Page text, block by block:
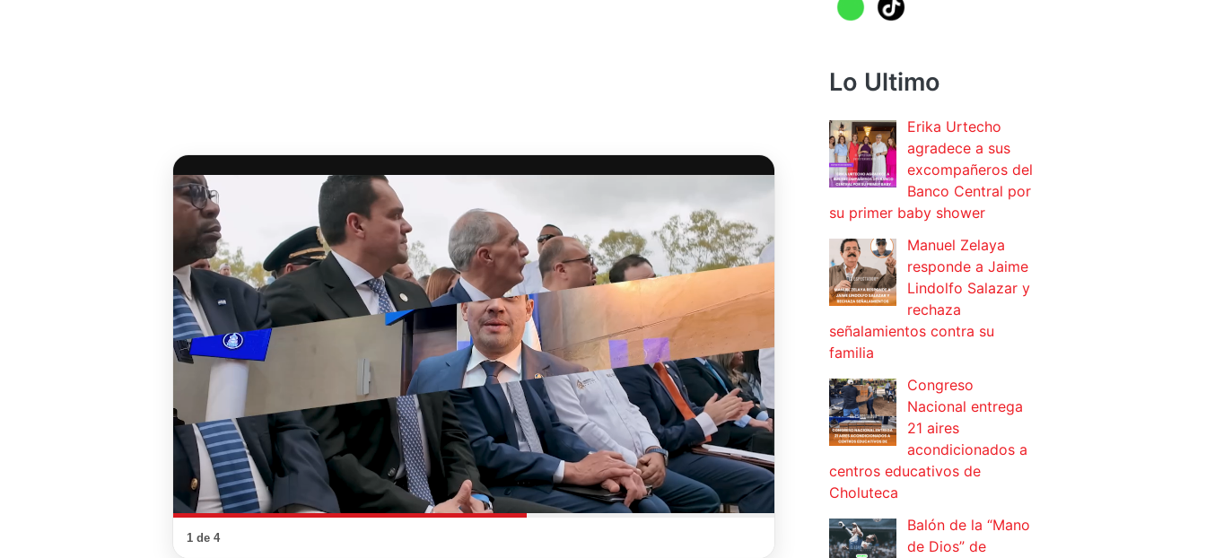
1 de 4
Lo Ultimo
Erika Urtecho
agradece a sus
excompañeros del
Banco Central por
su primer baby shower
Manuel Zelaya
responde a Jaime
Lindolfo Salazar y
rechaza
señalamientos contra su
familia
Congreso
Nacional entrega
21 aires
acondicionados a
centros educativos de
Choluteca
Balón de la “Mano
de Dios” de